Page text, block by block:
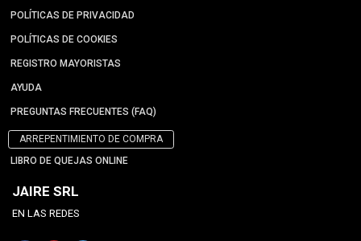
POLÍTICAS DE PRIVACIDAD
POLÍTICAS DE COOKIES
REGISTRO MAYORISTAS
AYUDA
PREGUNTAS FRECUENTES (FAQ)
ARREPENTIMIENTO DE COMPRA
LIBRO DE QUEJAS ONLINE
JAIRE SRL
EN LAS REDES